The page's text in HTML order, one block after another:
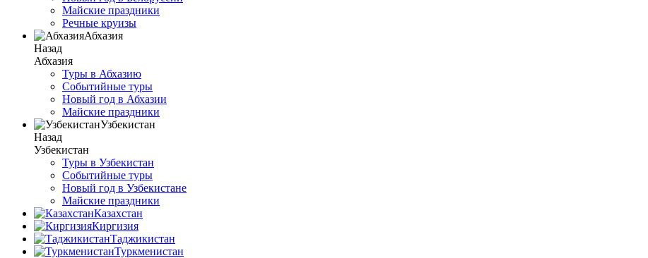
Майские праздники
Речные круизы
Абхазия
Назад
Абхазия
Туры в Абхазию
Событийные туры
Новый год в Абхазии
Майские праздники
Узбекистан
Назад
Узбекистан
Туры в Узбекистан
Событийные туры
Новый год в Узбекистане
Майские праздники
Казахстан
Киргизия
Таджикистан
Туркменистан